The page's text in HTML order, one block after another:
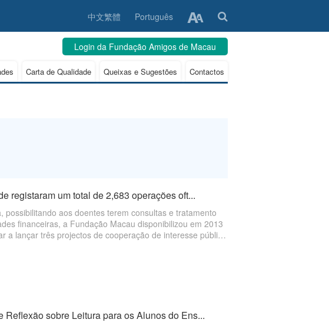
中文繁體 Português
Login da Fundação Amigos de Macau
Carta de Qualidade Queixas e Sugestões Contactos
registaram um total de 2,683 operações oft...
aos doentes terem consultas e tratamento
financeiras, a Fundação Macau disponibilizou em 2013
a lançar três projectos de cooperação de interesse público
sobre Leitura para os Alunos do Ens...